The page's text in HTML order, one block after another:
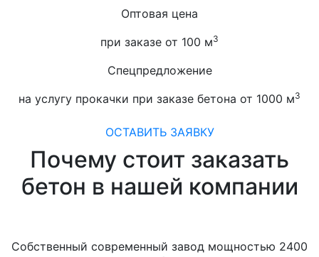
Оптовая цена
при заказе от 100 м3
Спецпредложение
на услугу прокачки при заказе бетона от 1000 м3
ОСТАВИТЬ ЗАЯВКУ
Почему стоит заказать
бетон в нашей компании
Собственный современный завод мощностью 2400